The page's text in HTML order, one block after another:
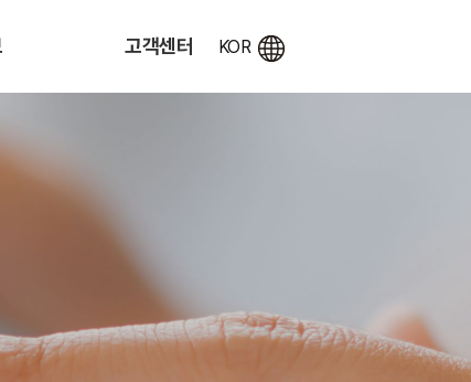
고객센터